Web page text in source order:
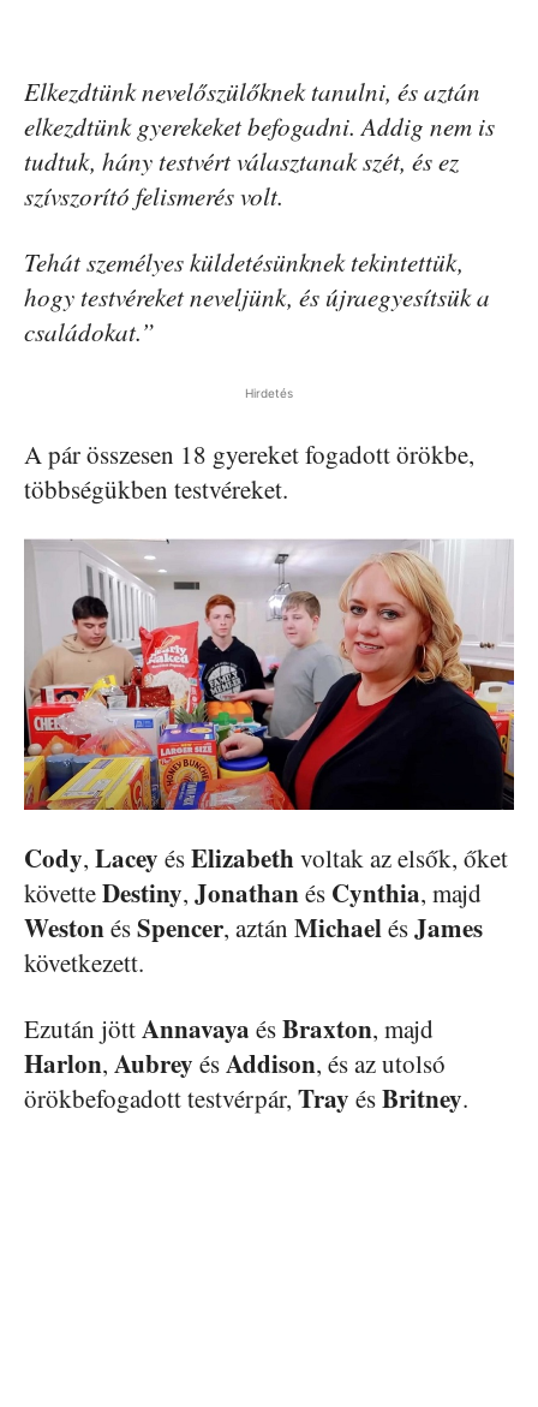
Elkezdtünk nevelőszülőknek tanulni, és aztán
elkezdtünk gyerekeket befogadni. Addig nem is
tudtuk, hány testvért választanak szét, és ez
szívszorító felismerés volt.
Tehát személyes küldetésünknek tekintettük,
hogy testvéreket neveljünk, és újraegyesítsük a
családokat.”
Hirdetés
A pár összesen 18 gyereket fogadott örökbe,
többségükben testvéreket.
Cody, Lacey ésElizabethvoltak az elsők, őket
követteDestiny, Jonathanés Cynthia, majd
WestonésSpencer, aztán MichaelésJames
következett.
Ezután jöttAnnavaya ésBraxton, majd
Harlon, Aubrey ésAddison, és az utolsó
örökbefogadott testvérpár, Tray ésBritney.